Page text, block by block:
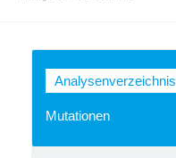
Analysenverzeichnis
Mutationen